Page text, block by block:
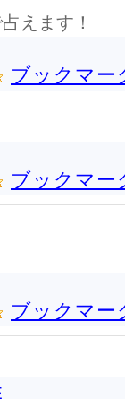
えます！
ブックマー
ブックマー
ブックマー